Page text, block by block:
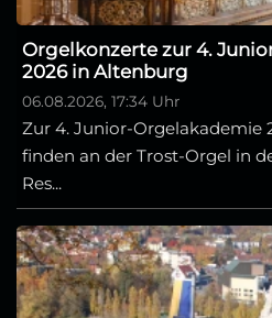
Orgelkonzerte zur 4.
2026 in Altenburg
06.08.2026, 17:34 Uhr
Zur 4. Junior-Orgelakademie
finden an der Trost-Orgel in
Res...